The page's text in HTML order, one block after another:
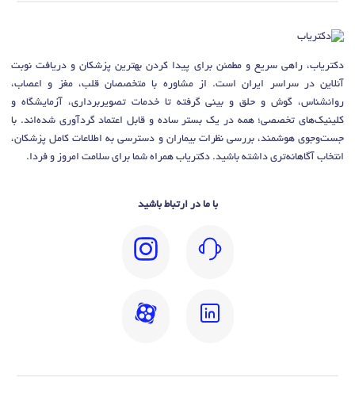
دکتریاب، راهی سریع و مطمئن برای پیدا کردن بهترین پزشکان و دریافت نوبت
آنلاین در سراسر ایران است. از مشاوره با متخصصان قلب، مغز و اعصاب،
روانشناس، گوش و حلق و بینی گرفته تا خدمات تصویربرداری، آزمایشگاه و
کلینیک‌های تخصصی؛ همه در یک بستر ساده و قابل اعتماد گردآوری شده‌اند. با
جست‌وجوی هوشمند، بررسی نظرات بیماران و دسترسی به اطلاعات کامل پزشکان،
انتخاب آگاهانه‌تری داشته باشید. دکتریاب همراه شما برای سلامت امروز و فردا.
با ما در ارتباط باشید